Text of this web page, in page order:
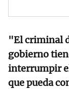
"El criminal
gobierno
interrumpir
que pueda